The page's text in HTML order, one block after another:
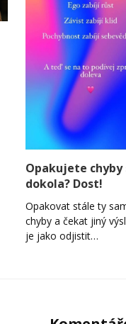
Opakujete chyby
dokola? Dost!
Opakovat stále ty
chyby a čekat jiný
je jako odjistit…